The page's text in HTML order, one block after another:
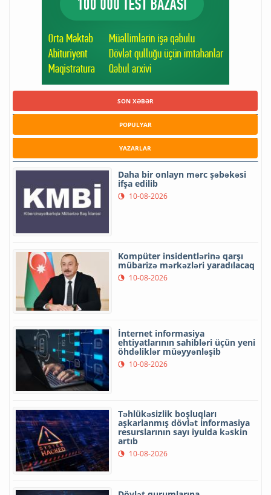
SON XƏBƏR
POPULYAR
YAZARLAR
Daha bir onlayn mərc şəbəkəsi
ifşa edilib
10-08-2026
Kompüter insidentlərinə qarşı
mübarizə mərkəzləri yaradılacaq
10-08-2026
İnternet informasiya
ehtiyatlarının sahibləri üçün yeni
öhdəliklər müəyyənləşib
10-08-2026
Təhlükəsizlik boşluqları
aşkarlanmış dövlət informasiya
resurslarının sayı iyulda kəskin
artıb
10-08-2026